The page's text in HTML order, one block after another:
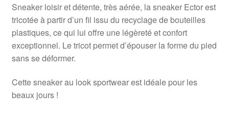
Sneaker loisir et détente, très aérée, la sneaker Ector est
tricotée à partir d’un fil issu du recyclage de bouteilles
plastiques, ce qui lui offre une légèreté et confort
exceptionnel. Le tricot permet d’épouser la forme du pied
sans se déformer.
Cette sneaker au look sportwear est idéale pour les
beaux jours !